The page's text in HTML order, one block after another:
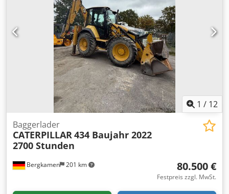
1 / 12
Bergkamen 201 km
Baggerlader
CATERPILLAR434 Baujahr 2022
2700 Stunden
80.500 €
Festpreis zzgl. MwSt.